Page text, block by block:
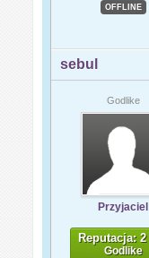
OFFLINE
sebul
Godlike
Przyjaciel
Reputacja: 2
Godlike